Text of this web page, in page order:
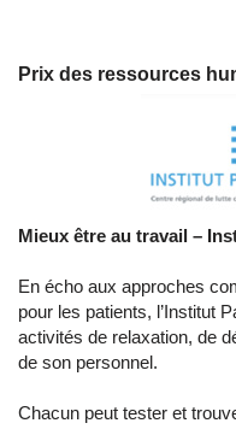
Prix des ressources
Mieux être au travail –
En écho aux approches
pour les patients, l’Institut
activités de relaxation, de
de son personnel.
Chacun peut tester et